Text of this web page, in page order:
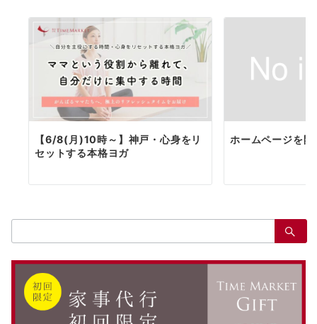
【6/8(月)10時～】神戸・心身をリ
セットする本格ヨガ
ホームページを
索：